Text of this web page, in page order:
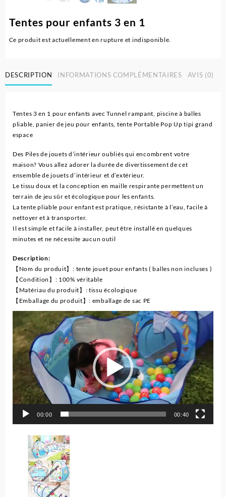
Tentes pour enfants 3 en 1
Ce produit est actuellement en rupture et indisponible.
DESCRIPTION INFORMATIONS COMPLÉMENTAIRES AVIS (0)
Tentes 3 en 1 pour enfants avec Tunnel rampant, piscine à balles
pliable, panier de jeu pour enfants, tente Portable Pop Up tipi grand
espace
Des Piles de jouets d’intérieur oubliés qui encombrent votre
maison? Vous allez adorer la durée de divertissement de cet
ensemble de jouets d’intérieur et d’extérieur.
Le tissu doux et la conception en maille respirante permettent un
terrain de jeu sûr et écologique pour les enfants.
La tente pliable pour enfant est pratique, résistante à l’eau, facile à
nettoyer et à transporter.
Il est simple et facile à installer, peut être installé en quelques
minutes et ne nécessite aucun outil
Description:
【Nom du produit】: tente jouet pour enfants ( balles non incluses )
【Condition】: 100% véritable
【Matériau du produit】: tissu écologique
【Emballage du produit】: emballage de sac PE
Lecteur
vidéo
00:00 00:40